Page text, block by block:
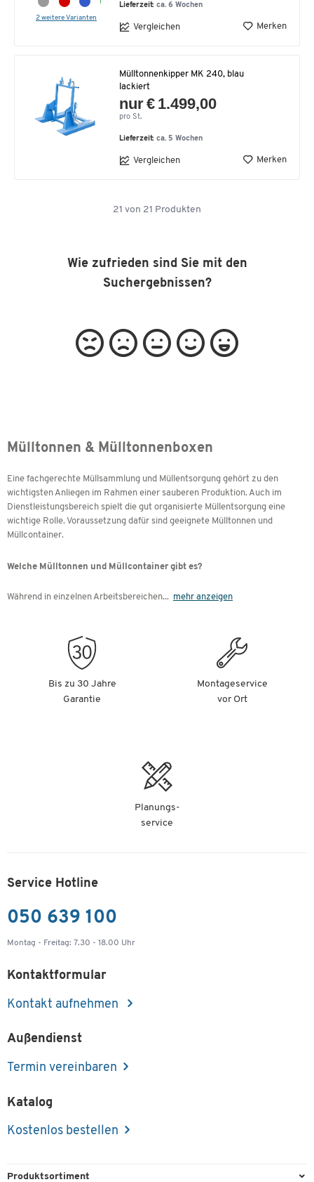
2 weitere Varianten
Lieferzeit:ca. 6 Wochen
Vergleichen Merken
Mülltonnenkipper MK 240, blau
lackiert
nur € 1.499,00
pro St.
Lieferzeit:ca. 5 Wochen
Vergleichen Merken
21 von 21 Produkten
Wie zufrieden sind Sie mit den
Suchergebnissen?
Mülltonnen & Mülltonnenboxen
Eine fachgerechte Müllsammlung und Müllentsorgung gehört zu den
wichtigsten Anliegen im Rahmen einer sauberen Produktion. Auch im
Dienstleistungsbereich spielt die gut organisierte Müllentsorgung eine
wichtige Rolle. Voraussetzung dafür sind geeignete Mülltonnen und
Müllcontainer.
Welche Mülltonnen und Müllcontainer gibt es?
Während in einzelnen Arbeitsbereichen... mehr anzeigen
Bis zu 30 Jahre
Garantie
Montageservice
vor Ort
Planungs-
service
Service Hotline
050 639 100
Montag - Freitag: 7.30 - 18.00 Uhr
Kontaktformular
Kontakt aufnehmen
Außendienst
Termin vereinbaren
Katalog
Kostenlos bestellen
Produktsortiment